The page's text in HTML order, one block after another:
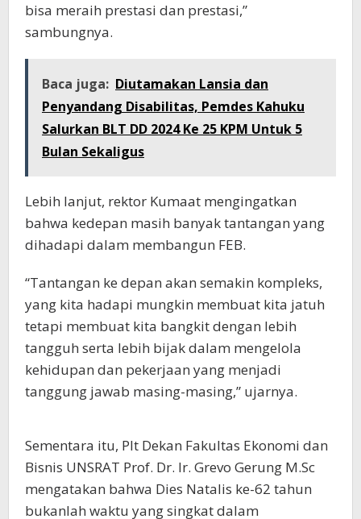
bisa meraih prestasi dan prestasi,”
sambungnya.
Baca juga: Diutamakan Lansia dan
Penyandang Disabilitas, Pemdes Kahuku
Salurkan BLT DD 2024 Ke 25 KPM Untuk 5
Bulan Sekaligus
Lebih lanjut, rektor Kumaat mengingatkan
bahwa kedepan masih banyak tantangan yang
dihadapi dalam membangun FEB.
“Tantangan ke depan akan semakin kompleks,
yang kita hadapi mungkin membuat kita jatuh
tetapi membuat kita bangkit dengan lebih
tangguh serta lebih bijak dalam mengelola
kehidupan dan pekerjaan yang menjadi
tanggung jawab masing-masing,” ujarnya.
Sementara itu, Plt Dekan Fakultas Ekonomi dan
Bisnis UNSRAT Prof. Dr. Ir. Grevo Gerung M.Sc
mengatakan bahwa Dies Natalis ke-62 tahun
bukanlah waktu yang singkat dalam